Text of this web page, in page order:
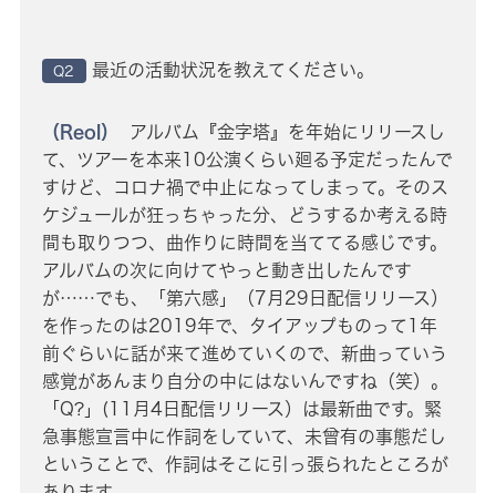
Q2 最近の活動状況を教えてください。
（Reol）
アルバム『金字塔』を年始にリリースし
て、ツアーを本来10公演くらい廻る予定だったんで
すけど、コロナ禍で中止になってしまって。そのス
ケジュールが狂っちゃった分、どうするか考える時
間も取りつつ、曲作りに時間を当ててる感じです。
アルバムの次に向けてやっと動き出したんです
が……でも、「第六感」（7月29日配信リリース）
を作ったのは2019年で、タイアップものって1年
前ぐらいに話が来て進めていくので、新曲っていう
感覚があんまり自分の中にはないんですね（笑）。
「Q?」(11月4日配信リリース）は最新曲です。緊
急事態宣言中に作詞をしていて、未曾有の事態だし
ということで、作詞はそこに引っ張られたところが